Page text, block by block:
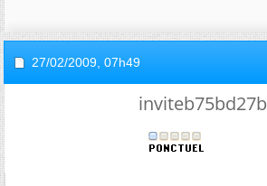
27/02/2009, 07h49
inviteb75bd27b